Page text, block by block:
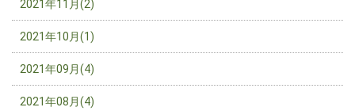
2021年11月(2)
2021年10月(1)
2021年09月(4)
2021年08月(4)